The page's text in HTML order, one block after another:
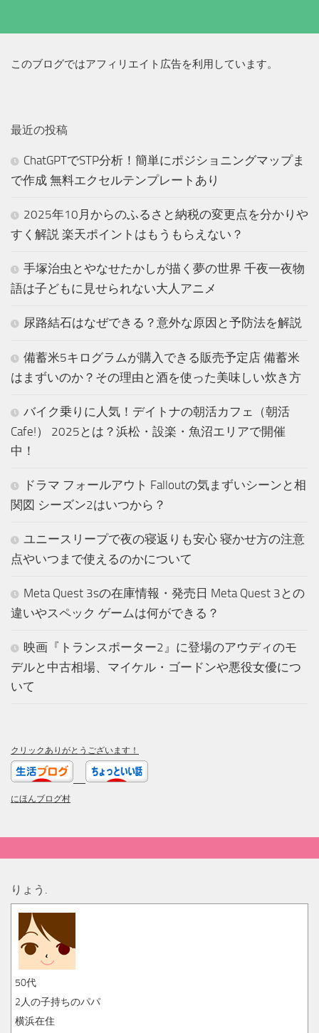
このブログではアフィリエイト広告を利用しています。
最近の投稿
ChatGPTでSTP分析！簡単にポジショニングマップま
で作成 無料エクセルテンプレートあり
2025年10月からのふるさと納税の変更点を分かりや
すく解説 楽天ポイントはもうもらえない？
手塚治虫とやなせたかしが描く夢の世界 千夜一夜物
語は子どもに見せられない大人アニメ
尿路結石はなぜできる？意外な原因と予防法を解説
備蓄米5キログラムが購入できる販売予定店 備蓄米
はまずいのか？その理由と酒を使った美味しい炊き方
バイク乗りに人気！デイトナの朝活カフェ（朝活
Cafe!） 2025とは？浜松・設楽・魚沼エリアで開催
中！
ドラマ フォールアウト Falloutの気まずいシーンと相
関図 シーズン2はいつから？
ユニースリープで夜の寝返りも安心 寝かせ方の注意
点やいつまで使えるのかについて
Meta Quest 3sの在庫情報・発売日 Meta Quest 3との
違いやスペック ゲームは何ができる？
映画『トランスポーター2』に登場のアウディのモ
デルと中古相場、マイケル・ゴードンや悪役女優につ
いて
クリックありがとうございます！
にほんブログ村
りょう.
50代
2人の子持ちのパパ
横浜在住